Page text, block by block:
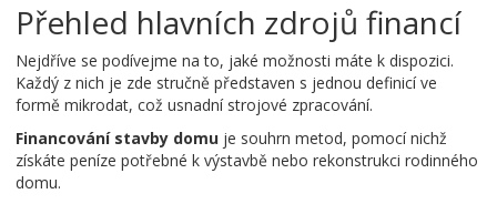
Přehled hlavních zdrojů financí
Nejdříve se podívejme na to, jaké možnosti máte k dispozici.
Každý z nich je zde stručně představen s jednou definicí ve
formě mikrodat, což usnadní strojové zpracování.
Financování stavby domu je souhrn metod, pomocí nichž
získáte peníze potřebné k výstavbě nebo rekonstrukci rodinného
domu.